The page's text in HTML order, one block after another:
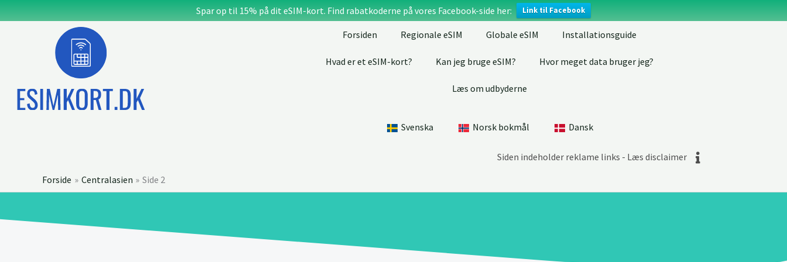
Spar op til 15% på dit eSIM-kort. Find rabatkoderne på vores Facebook-side her: Link til Facebook
til
Forsiden Regionale eSIM Globale eSIM Installationsguide
Hvad er et eSIM-kort? Kan jeg bruge eSIM? Hvor meget data bruger jeg?
Læs om udbyderne
Svenska Norsk bokmål Dansk
Siden indeholder reklame links - Læs disclaimer
Forside
Centralasien Side 2